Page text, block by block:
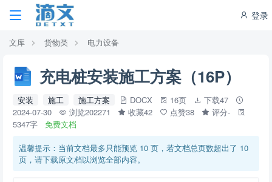
登录
文库 货物类 电力设备
充电桩安装施工方案（16P）
安装 施工 施工方案 DOCX 16页
下载47
2024-07-30
浏览202271 收藏42 点赞38
评分-
5347字 免费文档
温馨提示：当前文档最多只能预览 10 页，若文档总页数超出了 10
页，请下载原文档以浏览全部内容。